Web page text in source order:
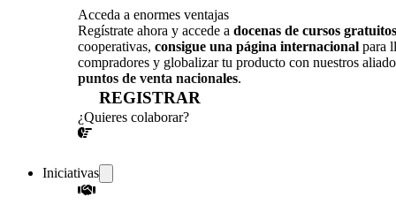
Acceda a enormes ventajas
Regístrate ahora y accede a docenas de cursos gratuitos
cooperativas, consigue una página internacional para
compradores y globalizar tu producto con nuestros
puntos de venta nacionales.
REGISTRAR
¿Quieres colaborar?
Iniciativas